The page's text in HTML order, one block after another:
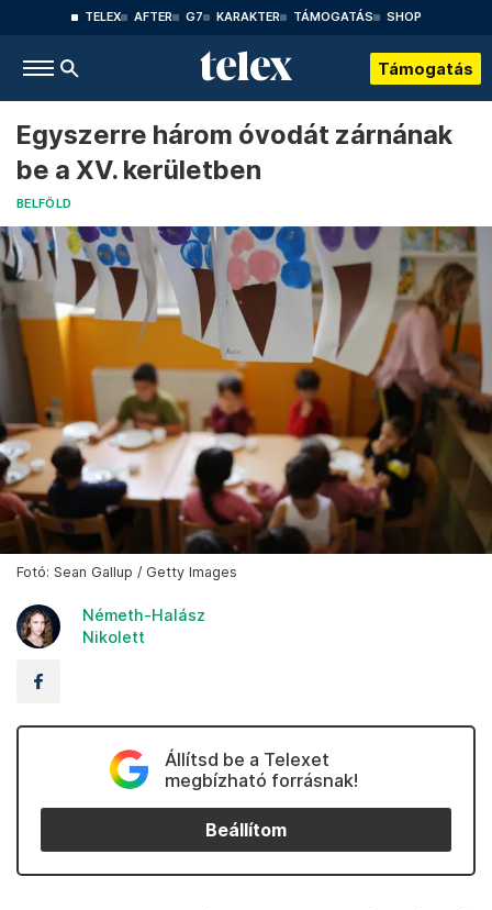
TELEX AFTER G7 KARAKTER TÁMOGATÁS SHOP
Támogatás
Egyszerre három óvodát zárnának
be a XV. kerületben
BELFÖLD
Fotó: Sean Gallup / Getty Images
Németh-Halász
Nikolett
Állítsd be a Telexet
megbízható forrásnak!
Beállítom